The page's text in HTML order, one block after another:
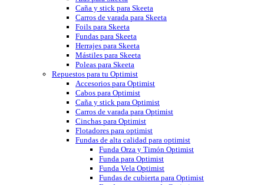
Caña y stick para Skeeta
Carros de varada para Skeeta
Foils para Skeeta
Fundas para Skeeta
Herrajes para Skeeta
Mástiles para Skeeta
Poleas para Skeeta
Repuestos para tu Optimist
Accesorios para Optimist
Cabos para Optimist
Caña y stick para Optimist
Carros de varada para Optimist
Cinchas para Optimist
Flotadores para optimist
Fundas de alta calidad para optimist
Funda Orza y Timón Optimist
Funda para Optimist
Funda Vela Optimist
Fundas de cubierta para Optimist